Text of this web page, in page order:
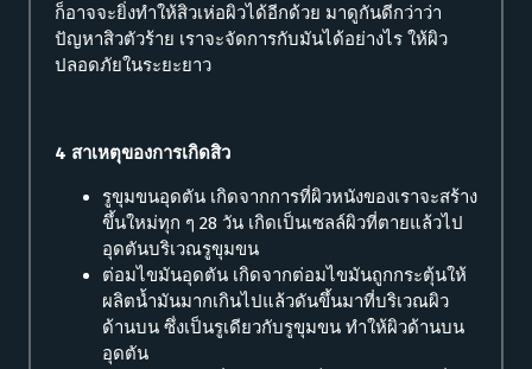
ก็อาจจะยิ่งทำให้สิวเห่อผิวได้อีกด้วย มาดูกันดีกว่าว่า
ปัญหาสิวตัวร้าย เราจะจัดการกับมันได้อย่างไร ให้ผิว
ปลอดภัยในระยะยาว
4 สาเหตุของการเกิดสิว
รูขุมขนอุดตัน เกิดจากการที่ผิวหนังของเราจะสร้าง
ขึ้นใหม่ทุก ๆ 28 วัน เกิดเป็นเซลล์ผิวที่ตายแล้วไป
อุดตันบริเวณรูขุมขน
ต่อมไขมันอุดตัน เกิดจากต่อมไขมันถูกกระตุ้นให้
ผลิตน้ำมันมากเกินไปแล้วดันขึ้นมาที่บริเวณผิว
ด้านบน ซึ่งเป็นรูเดียวกับรูขุมขน ทำให้ผิวด้านบน
อุดตัน